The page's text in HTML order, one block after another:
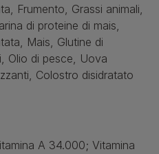
Frumento, Grassi animali,
di proteine di mais,
Mais, Glutine di
Olio di pesce, Uova
Colostro disidratato
A 34.000; Vitamina